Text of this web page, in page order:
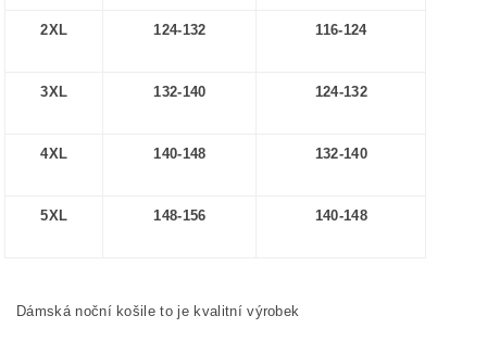
2XL 124-132 116-124
3XL 132-140 124-132
4XL 140-148 132-140
5XL 148-156 140-148
Dámská noční košile to je kvalitní výrobek